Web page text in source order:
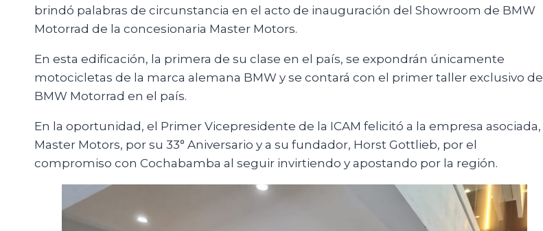
brindó palabras de circunstancia en el acto de inauguración del Showroom de BMW
Motorrad de la concesionaria Master Motors.
En esta edificación, la primera de su clase en el país, se expondrán únicamente
motocicletas de la marca alemana BMW y se contará con el primer taller exclusivo de
BMW Motorrad en el país.
En la oportunidad, el Primer Vicepresidente de la ICAM felicitó a la empresa asociada,
Master Motors, por su 33° Aniversario y a su fundador, Horst Gottlieb, por el
compromiso con Cochabamba al seguir invirtiendo y apostando por la región.